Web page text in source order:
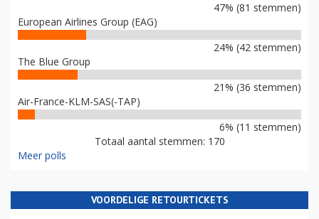
47% (81 stemmen)
European Airlines Group (EAG)
24% (42 stemmen)
The Blue Group
21% (36 stemmen)
Air-France-KLM-SAS(-TAP)
6% (11 stemmen)
Totaal aantal stemmen: 170
Meer polls
VOORDELIGE RETOURTICKETS